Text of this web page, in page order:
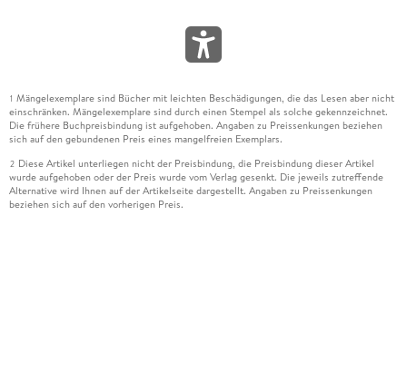
1 Mängelexemplare sind Bücher mit leichten Beschädigungen, die das Lesen aber nicht
einschränken. Mängelexemplare sind durch einen Stempel als solche gekennzeichnet.
Die frühere Buchpreisbindung ist aufgehoben. Angaben zu Preissenkungen beziehen
sich auf den gebundenen Preis eines mangelfreien Exemplars.
2 Diese Artikel unterliegen nicht der Preisbindung, die Preisbindung dieser Artikel
wurde aufgehoben oder der Preis wurde vom Verlag gesenkt. Die jeweils zutreffende
Alternative wird Ihnen auf der Artikelseite dargestellt. Angaben zu Preissenkungen
beziehen sich auf den vorherigen Preis.